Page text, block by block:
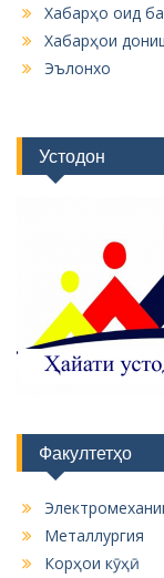
Хабарҳо оид
Хабарҳои
Эълонхо
Устодон
Факултетҳо
Металлургия
Корҳои кӯҳӣ